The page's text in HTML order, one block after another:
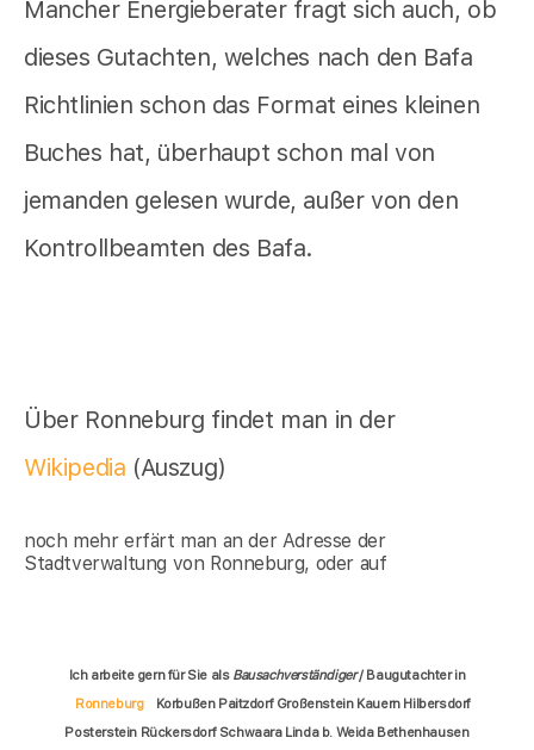
Mancher Energieberater fragt sich auch, ob
dieses Gutachten, welches nach den Bafa
Richtlinien schon das Format eines kleinen
Buches hat, überhaupt schon mal von
jemanden gelesen wurde, außer von den
Kontrollbeamten des Bafa.
Über Ronneburg findet man in der
Wikipedia (Auszug)
noch mehr erfärt man an der Adresse der
Stadtverwaltung von Ronneburg, oder auf
Ich arbeite gern für Sie als Bausachverständiger/ Baugutachter in
Ronneburg
Korbußen Paitzdorf Großenstein Kauern Hilbersdorf
Posterstein Rückersdorf Schwaara Linda b. Weida Bethenhausen